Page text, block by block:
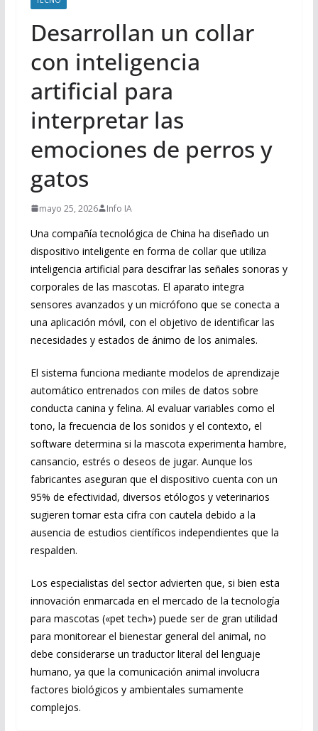
Desarrollan un collar
con inteligencia
artificial para
interpretar las
emociones de perros y
gatos
mayo 25, 2026 Info IA
Una compañía tecnológica de China ha diseñado un
dispositivo inteligente en forma de collar que utiliza
inteligencia artificial para descifrar las señales sonoras y
corporales de las mascotas. El aparato integra
sensores avanzados y un micrófono que se conecta a
una aplicación móvil, con el objetivo de identificar las
necesidades y estados de ánimo de los animales.
El sistema funciona mediante modelos de aprendizaje
automático entrenados con miles de datos sobre
conducta canina y felina. Al evaluar variables como el
tono, la frecuencia de los sonidos y el contexto, el
software determina si la mascota experimenta hambre,
cansancio, estrés o deseos de jugar. Aunque los
fabricantes aseguran que el dispositivo cuenta con un
95% de efectividad, diversos etólogos y veterinarios
sugieren tomar esta cifra con cautela debido a la
ausencia de estudios científicos independientes que la
respalden.
Los especialistas del sector advierten que, si bien esta
innovación enmarcada en el mercado de la tecnología
para mascotas («pet tech») puede ser de gran utilidad
para monitorear el bienestar general del animal, no
debe considerarse un traductor literal del lenguaje
humano, ya que la comunicación animal involucra
factores biológicos y ambientales sumamente
complejos.